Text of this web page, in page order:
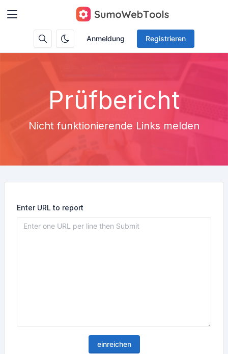
Anmeldung Registrieren
Prüfbericht
Nicht funktionierende Links melden
Enter URL to report
einreichen